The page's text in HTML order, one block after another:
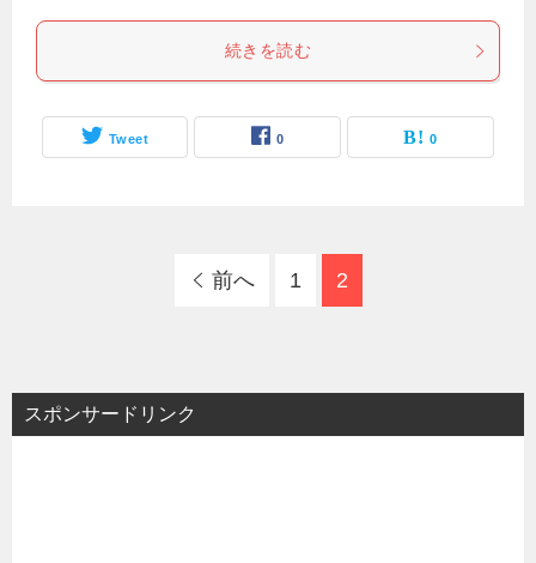
続きを読む
Tweet 0 0
前へ 1 2
スポンサードリンク